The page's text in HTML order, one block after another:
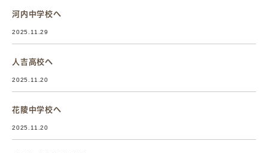
河内中学校へ
2025.11.29
人吉高校へ
2025.11.20
花陵中学校へ
2025.11.20